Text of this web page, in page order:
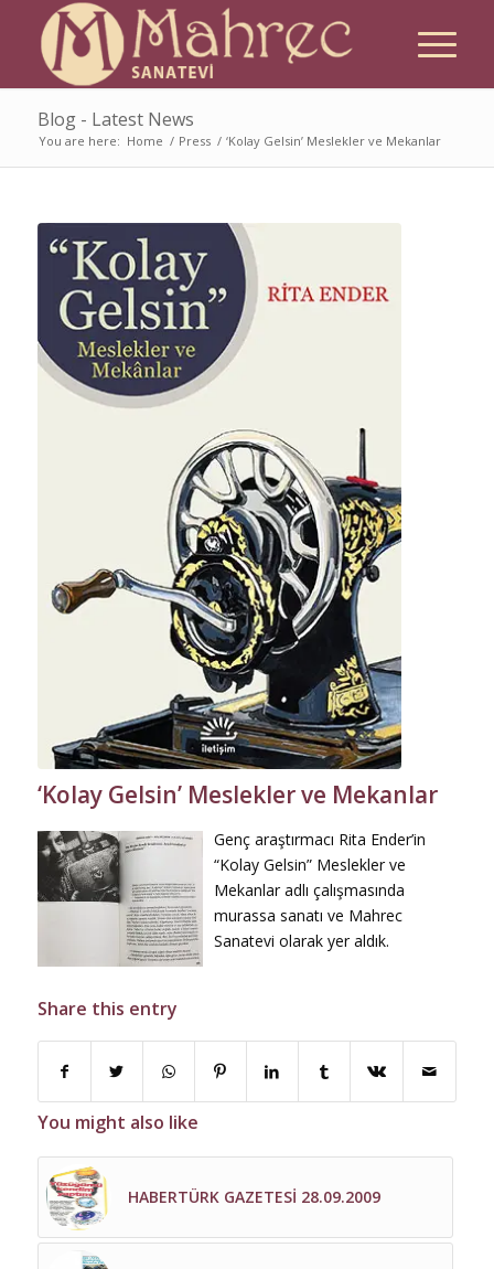
Blog - Latest News
You are here: Home / Press / ‘Kolay Gelsin’ Meslekler ve Mekanlar
‘Kolay Gelsin’ Meslekler ve Mekanlar
Genç araştırmacı Rita Ender’in
“Kolay Gelsin” Meslekler ve
Mekanlar adlı çalışmasında
murassa sanatı ve Mahrec
Sanatevi olarak yer aldık.
Share this entry
You might also like
HABERTÜRK GAZETESİ 28.09.2009